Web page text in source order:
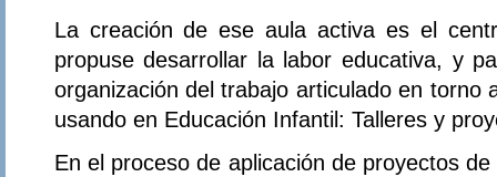
La creación de ese aula activa es el
propuse desarrollar la labor educativa, y
organización del trabajo articulado en torno
usando en Educación Infantil: Talleres y
En el proceso de aplicación de proyectos